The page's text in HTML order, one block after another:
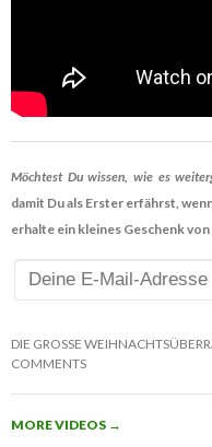
Möchtest Du wissen, wie es
damit Du als Erster erfährst,
erhalte ein kleines Geschenk von
DIE GROSSE
COMMENTS
MORE VIDEOS →